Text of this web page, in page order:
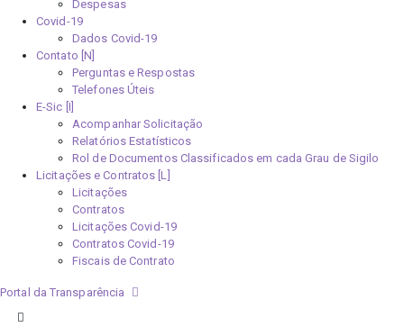
Despesas
Covid-19
Dados Covid-19
Contato [N]
Perguntas e Respostas
Telefones Úteis
E-Sic [I]
Acompanhar Solicitação
Relatórios Estatísticos
Rol de Documentos Classificados em cada Grau de Sigilo
Licitações e Contratos [L]
Licitações
Contratos
Licitações Covid-19
Contratos Covid-19
Fiscais de Contrato
Portal da Transparência